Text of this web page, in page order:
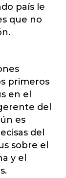
país le
que no
primeros
en el
del
es
del
sobre el
y el